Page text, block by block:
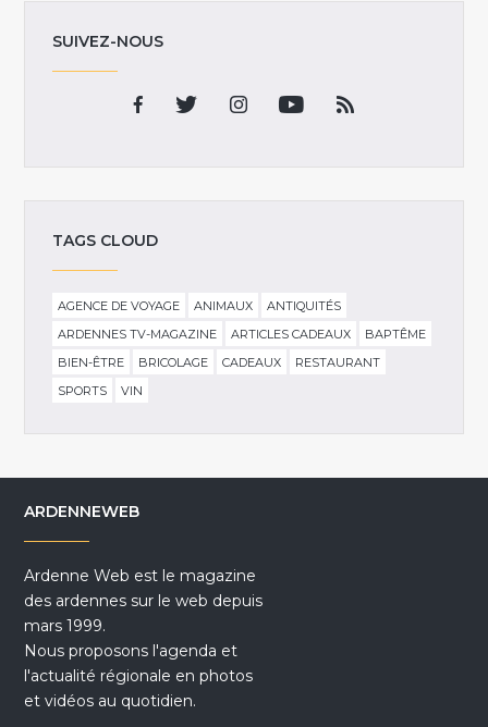
SUIVEZ-NOUS
TAGS CLOUD
AGENCE DE VOYAGE ANIMAUX
ANTIQUITÉS
ARDENNES TV-MAGAZINE
ARTICLES CADEAUX
BAPTÊME
BIEN-ÊTRE
BRICOLAGE CADEAUX
RESTAURANT
SPORTS
VIN
ARDENNEWEB
Ardenne Web est le magazine
des ardennes sur le web depuis
mars 1999.
Nous proposons l'agenda et
l'actualité régionale en photos
et vidéos au quotidien.